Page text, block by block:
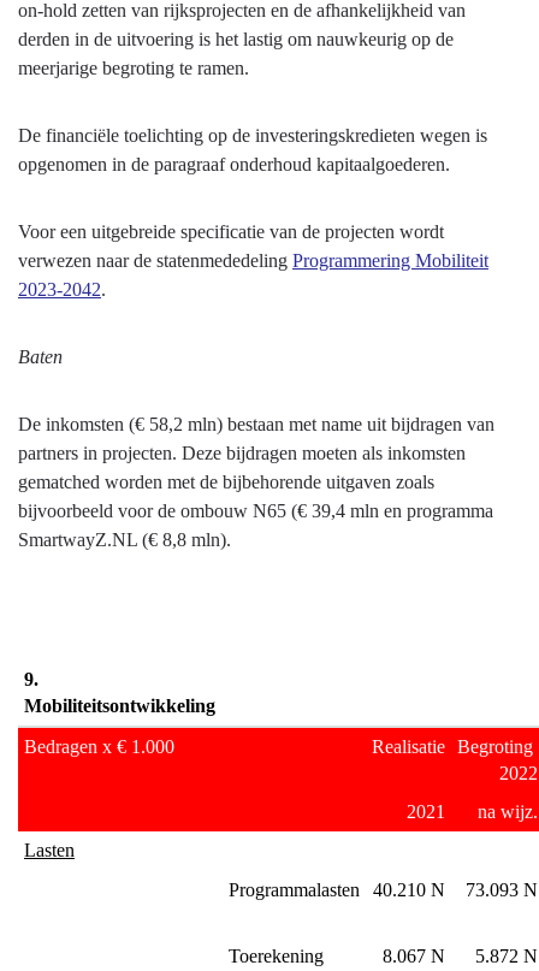
on-hold zetten van rijksprojecten en de afhankelijkheid van
derden in de uitvoering is het lastig om nauwkeurig op de
meerjarige begroting te ramen.
De financiële toelichting op de investeringskredieten wegen is
opgenomen in de paragraaf onderhoud kapitaalgoederen.
Voor een uitgebreide specificatie van de projecten wordt
verwezen naar de statenmededeling Programmering Mobiliteit
2023-2042.
Baten
De inkomsten (€ 58,2 mln) bestaan met name uit bijdragen van
partners in projecten. Deze bijdragen moeten als inkomsten
gematched worden met de bijbehorende uitgaven zoals
bijvoorbeeld voor de ombouw N65 (€ 39,4 mln en programma
SmartwayZ.NL (€ 8,8 mln).
9.
Mobiliteitsontwikkeling
Bedragen x € 1.000
Realisatie Begroting
2022
2021
na wijz.
Lasten
Programmalasten
40.210 N 73.093 N
Toerekening
8.067 N 5.872 N